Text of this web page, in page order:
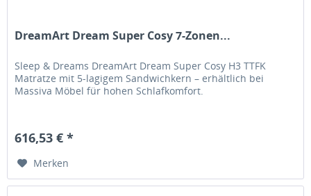
DreamArt Dream Super Cosy 7-Zonen...
Sleep & Dreams DreamArt Dream Super Cosy H3 TTFK
Matratze mit 5-lagigem Sandwichkern – erhältlich bei
Massiva Möbel für hohen Schlafkomfort.
616,53 € *
Merken